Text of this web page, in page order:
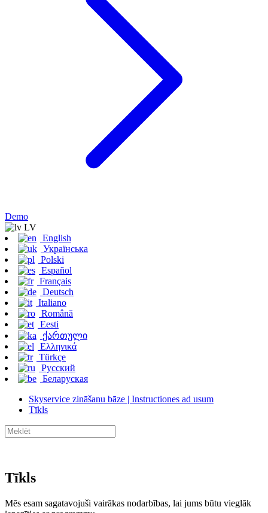
Demo
LV
English
Українська
Polski
Español
Français
Deutsch
Italiano
Română
Eesti
ქართული
Ελληνικά
Türkçe
Русский
Беларуская
Skyservice zināšanu bāze | Instructiones ad usum
Tīkls
Tīkls
Mēs esam sagatavojuši vairākas nodarbības, lai jums būtu vieglāk